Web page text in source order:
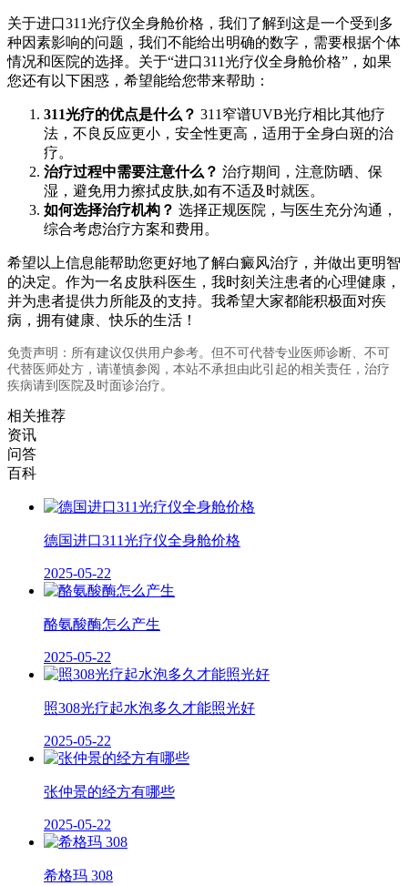
关于进口311光疗仪全身舱价格，我们了解到这是一个受到多
种因素影响的问题，我们不能给出明确的数字，需要根据个体
情况和医院的选择。关于“进口311光疗仪全身舱价格”，如果
您还有以下困惑，希望能给您带来帮助：
311光疗的优点是什么？ 311窄谱UVB光疗相比其他疗
法，不良反应更小，安全性更高，适用于全身白斑的治
疗。
治疗过程中需要注意什么？ 治疗期间，注意防晒、保
湿，避免用力擦拭皮肤,如有不适及时就医。
如何选择治疗机构？ 选择正规医院，与医生充分沟通，
综合考虑治疗方案和费用。
希望以上信息能帮助您更好地了解白癜风治疗，并做出更明智
的决定。作为一名皮肤科医生，我时刻关注患者的心理健康，
并为患者提供力所能及的支持。我希望大家都能积极面对疾
病，拥有健康、快乐的生活！
免责声明：所有建议仅供用户参考。但不可代替专业医师诊断、不可
代替医师处方，请谨慎参阅，本站不承担由此引起的相关责任，治疗
疾病请到医院及时面诊治疗。
相关推荐
资讯
问答
百科
德国进口311光疗仪全身舱价格
2025-05-22
酪氨酸酶怎么产生
2025-05-22
照308光疗起水泡多久才能照光好
2025-05-22
张仲景的经方有哪些
2025-05-22
希格玛 308